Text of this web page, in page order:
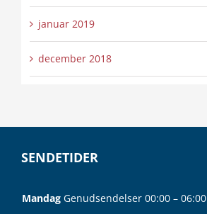
januar 2019
december 2018
SENDETIDER
Mandag Genudsendelser 00:00 – 06:00